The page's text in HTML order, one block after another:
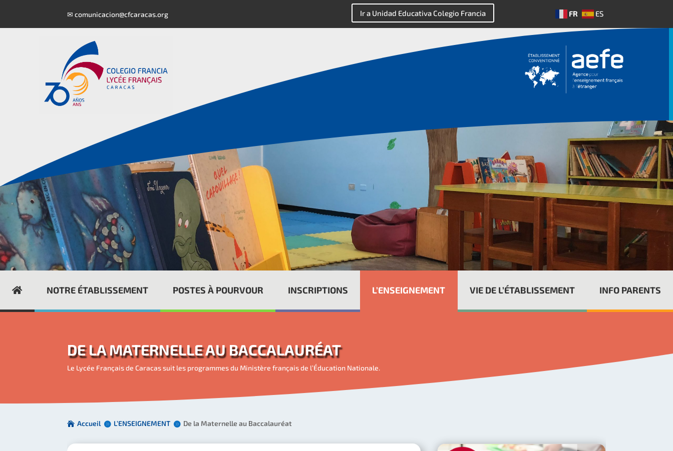
✉comunicacion@cfcaracas.org Ir a Unidad Educativa Colegio Francia FR ES
NOTRE ÉTABLISSEMENT POSTES À POURVOUR INSCRIPTIONS L’ENSEIGNEMENT VIE DE L’ÉTABLISSEMENT INFO PARENTS
DE LA MATERNELLE AU BACCALAURÉAT
Le Lycée Français de Caracas suit les programmes du Ministère français de l’Éducation Nationale.
Accueil L’ENSEIGNEMENT De la Maternelle au Baccalauréat